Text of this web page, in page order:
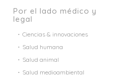
Por el lado médico y
legal
Ciencias & innovaciones
Salud humana
Salud animal
Salud medioambiental